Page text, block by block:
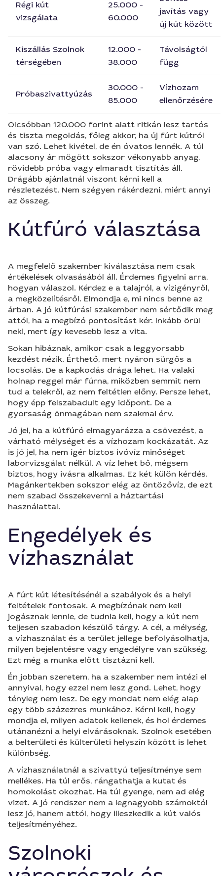
Régi kút
vizsgálata
25.000 -
60.000
javítás vagy
új kút között
Kiszállás Szolnok
térségében
12.000 -
38.000
Távolságtól
függ
Próbaszivattyúzás
30.000 -
85.000
Vízhozam
ellenőrzésére
Olcsóbban 120.000 forint alatt ritkán lesz tartós
és tiszta megoldás, főleg akkor, ha új fúrt kútról
van szó. Lehet kivétel, de én óvatos lennék. A túl
alacsony ár mögött sokszor vékonyabb anyag,
rövidebb próba vagy elmaradt tisztítás áll.
Drágább ajánlatnál viszont kérni kell a
részletezést. Nem szégyen rákérdezni, miért annyi
az összeg.
Kútfúró választása
A megfelelő szakember kiválasztása nem csak
értékelések olvasásából áll. Érdemes figyelni arra,
hogyan válaszol. Kérdez e a talajról, a vízigényről,
a megközelítésről. Elmondja e, mi nincs benne az
árban. A jó kútfúrási szakember nem sértődik meg
attól, ha a megbízó pontosítást kér. Inkább örül
neki, mert így kevesebb lesz a vita.
Sokan hibáznak, amikor csak a leggyorsabb
kezdést nézik. Érthető, mert nyáron sürgős a
locsolás. De a kapkodás drága lehet. Ha valaki
holnap reggel már fúrna, miközben semmit nem
tud a telekről, az nem feltétlen előny. Persze lehet,
hogy épp felszabadult egy időpont. De a
gyorsaság önmagában nem szakmai érv.
Jó jel, ha a kútfúró elmagyarázza a csövezést, a
várható mélységet és a vízhozam kockázatát. Az
is jó jel, ha nem ígér biztos ivóvíz minőséget
laborvizsgálat nélkül. A víz lehet bő, mégsem
biztos, hogy ivásra alkalmas. Ez két külön kérdés.
Magánkertekben sokszor elég az öntözővíz, de ezt
nem szabad összekeverni a háztartási
használattal.
Engedélyek és
vízhasználat
A fúrt kút létesítésénél a szabályok és a helyi
feltételek fontosak. A megbízónak nem kell
jogásznak lennie, de tudnia kell, hogy a kút nem
teljesen szabadon készülő tárgy. A cél, a mélység,
a vízhasználat és a terület jellege befolyásolhatja,
milyen bejelentésre vagy engedélyre van szükség.
Ezt még a munka előtt tisztázni kell.
Én jobban szeretem, ha a szakember nem intézi el
annyival, hogy ezzel nem lesz gond. Lehet, hogy
tényleg nem lesz. De egy mondat nem elég alap
egy több százezres munkához. Kérni kell, hogy
mondja el, milyen adatok kellenek, és hol érdemes
utánanézni a helyi elvárásoknak. Szolnok esetében
a belterületi és külterületi helyszín között is lehet
különbség.
A vízhasználatnál a szivattyú teljesítménye sem
mellékes. Ha túl erős, rángathatja a kutat és
homokolást okozhat. Ha túl gyenge, nem ad elég
vizet. A jó rendszer nem a legnagyobb számoktól
lesz jó, hanem attól, hogy illeszkedik a kút valós
teljesítményéhez.
Szolnoki